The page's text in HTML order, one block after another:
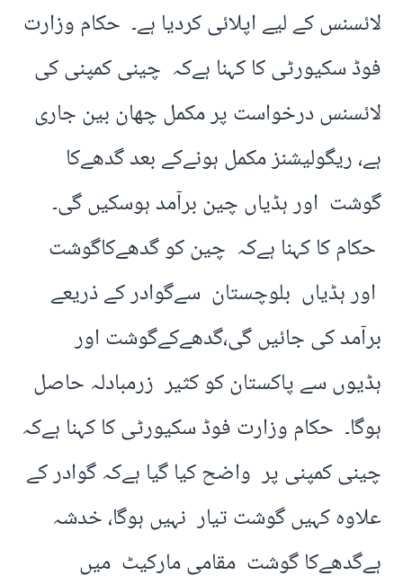
لائسنس کے لیے اپلائی کردیا ہے۔ حکام وزارت
فوڈ سکیورٹی کا کہنا ہےکہ چینی کمپنی کی
لائسنس درخواست پر مکمل چھان بین جاری
ہے، ریگولیشنز مکمل ہونےکے بعد گدھےکا
گوشت اور ہڈیاں چین برآمد ہوسکیں گی۔
حکام کا کہنا ہےکہ چین کو گدھےکاگوشت
اور ہڈیاں بلوچستان سےگوادر کے ذریعے
برآمد کی جائیں گی،گدھےکےگوشت اور
ہڈیوں سے پاکستان کو کثیر زرمبادلہ حاصل
ہوگا۔ حکام وزارت فوڈ سکیورٹی کا کہنا ہےکہ
چینی کمپنی پر واضح کیا گیا ہےکہ گوادر کے
علاوہ کہیں گوشت تیار نہیں ہوگا، خدشہ
ہےگدھےکا گوشت مقامی مارکیٹ میں